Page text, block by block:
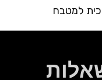
למטבח